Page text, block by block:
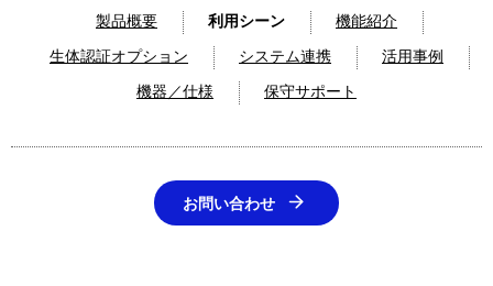
製品概要 利用シーン
機能紹介
生体認証オプション
システム連携
活用事例
機器／仕様
保守サポート
お問い合わせ